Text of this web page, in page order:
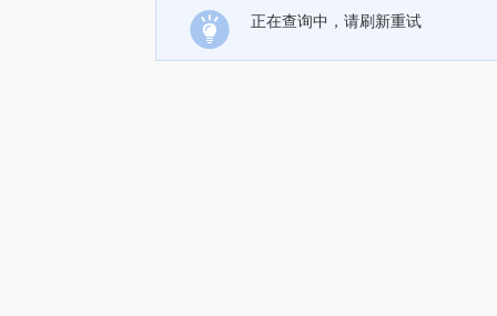
正在查询中，请刷新重试